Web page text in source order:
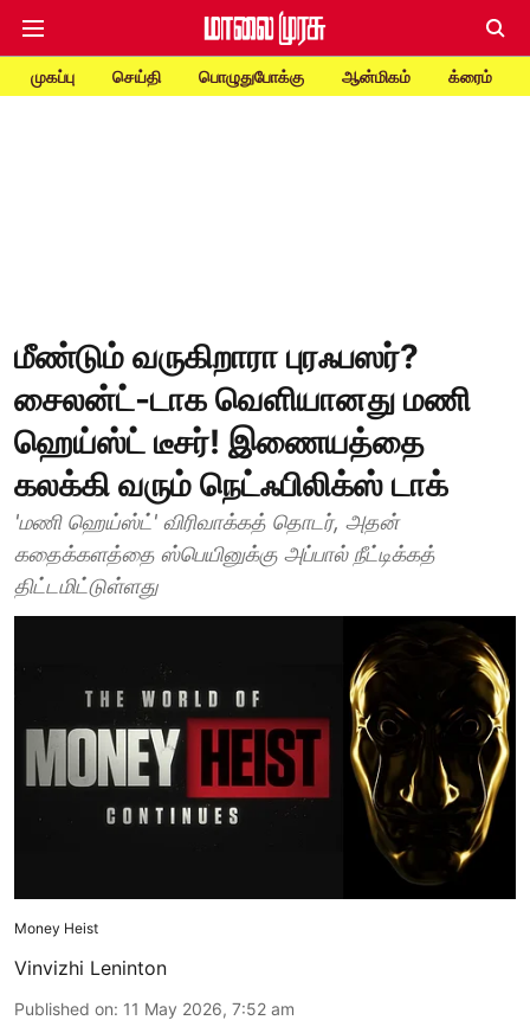
முகப்பு செய்தி பொழுதுபோக்கு ஆன்மிகம் க்ரைம்
மீண்டும் வருகிறாரா புரஃபஸர்?
சைலன்ட்-டாக வெளியானது மணி
ஹெய்ஸ்ட் டீசர்! இணையத்தை
கலக்கி வரும் நெட்ஃபிலிக்ஸ் டாக்
'மணி ஹெய்ஸ்ட்' விரிவாக்கத் தொடர், அதன்
கதைக்களத்தை ஸ்பெயினுக்கு அப்பால் நீட்டிக்கத்
திட்டமிட்டுள்ளது
Money Heist
Vinvizhi Leninton
Published on: 11 May 2026, 7:52 am